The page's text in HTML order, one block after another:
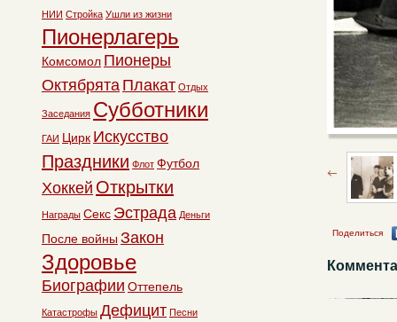
Поделиться
НИИ Стройка Ушли из жизни
Пионерлагерь
Комсомол Пионеры
Октябрята Плакат Отдых
Заседания Субботники
ГАИ Цирк Искусство
Праздники Флот Футбол
Хоккей Открытки
Награды Секс Эстрада Деньги
После войны Закон
Здоровье
Биографии Оттепель
Катастрофы Дефицит Песни